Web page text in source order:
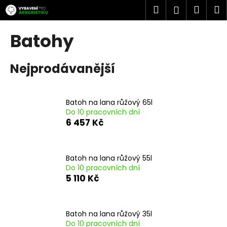
Přejít
na
obsah
Hledat
Batohy
Nejprodávanější
Batoh na lana růžový 65l
Do 10 pracovních dní
6 457 Kč
Batoh na lana růžový 55l
Do 10 pracovních dní
5 110 Kč
Batoh na lana růžový 35l
Do 10 pracovních dní
K
o
o